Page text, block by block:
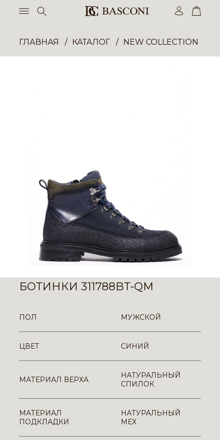
ГЛАВНАЯ КАТАЛОГ NEW COLLECTION
БОТИНКИ 311788BT-QM
ПОЛ МУЖСКОЙ
ЦВЕТ СИНИЙ
МАТЕРИАЛ ВЕРХА
НАТУРАЛЬНЫЙ
СПИЛОК
МАТЕРИАЛ
ПОДКЛАДКИ
НАТУРАЛЬНЫЙ
МЕХ